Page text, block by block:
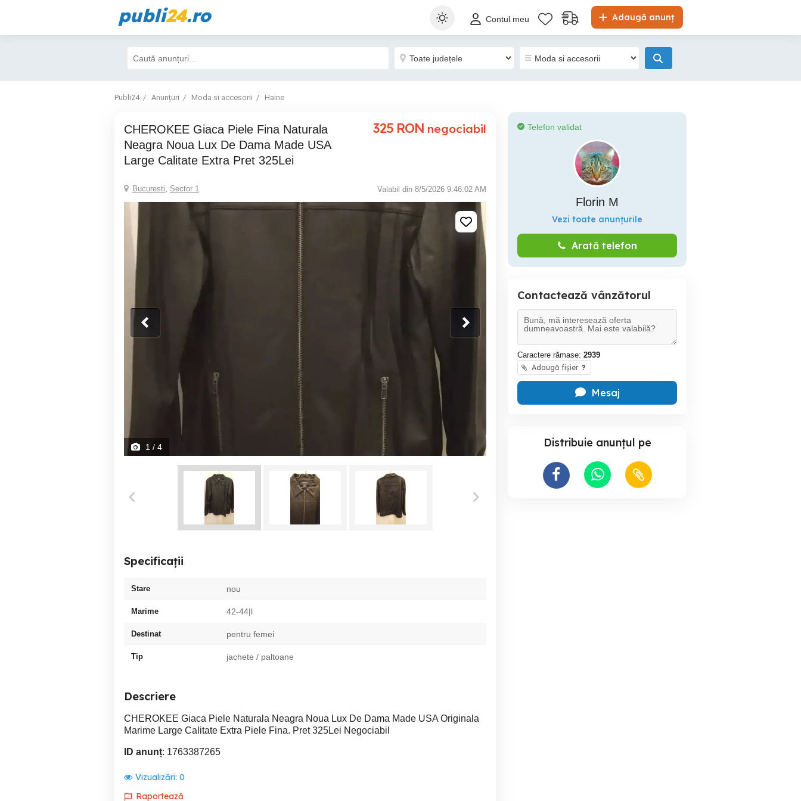
publi24.ro Adaugă anunț
Contul meu
Publi24 Anunțuri Moda si accesorii Haine
CHEROKEE Giaca Piele Fina Naturala
Neagra Noua Lux De Dama Made USA
Large Calitate Extra Pret 325Lei
325 RON negociabil
Bucuresti, Sector 1 Valabil din 8/5/2026 9:46:02 AM
1 / 4
Specificații
Stare nou
Marime 42-44|l
Destinat pentru femei
Tip jachete / paltoane
Descriere
CHEROKEE Giaca Piele Naturala Neagra Noua Lux De Dama Made USA Originala
Marime Large Calitate Extra Piele Fina. Pret 325Lei Negociabil
ID anunț: 1763387265
Vizualizări: 0
Raportează
Telefon validat
Florin M
Vezi toate anunțurile
Arată telefon
Contactează vânzătorul
Caractere rămase: 2939
Adaugă fișier ?
Mesaj
Distribuie anunțul pe